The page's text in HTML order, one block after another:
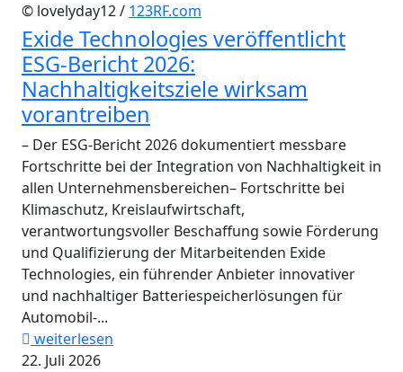
© lovelyday12 / 123RF.com
Exide Technologies veröffentlicht
ESG-Bericht 2026:
Nachhaltigkeitsziele wirksam
vorantreiben
– Der ESG-Bericht 2026 dokumentiert messbare
Fortschritte bei der Integration von Nachhaltigkeit in
allen Unternehmensbereichen– Fortschritte bei
Klimaschutz, Kreislaufwirtschaft,
verantwortungsvoller Beschaffung sowie Förderung
und Qualifizierung der Mitarbeitenden Exide
Technologies, ein führender Anbieter innovativer
und nachhaltiger Batteriespeicherlösungen für
Automobil-...
weiterlesen
22. Juli 2026